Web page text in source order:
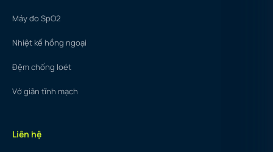
Máy đo SpO2
Nhiệt kế hồng ngoại
Đệm chống loét
Vớ giãn tĩnh mạch
Liên hệ